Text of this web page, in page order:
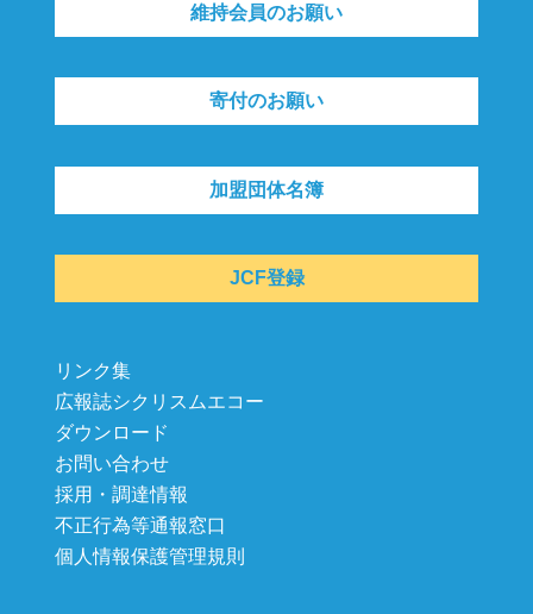
維持会員のお願い
寄付のお願い
加盟団体名簿
JCF登録
リンク集
広報誌シクリスムエコー
ダウンロード
お問い合わせ
採用・調達情報
不正行為等通報窓口
個人情報保護管理規則